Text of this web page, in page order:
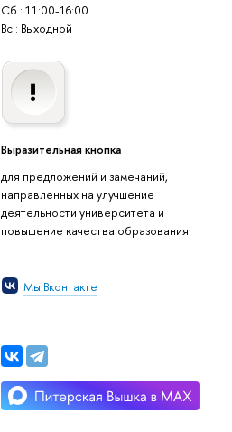
Сб.: 11:00-16:00
Вс.: Выходной
Выразительная кнопка
для предложений и замечаний,
направленных на улучшение
деятельности университета и
повышение качества образования
Мы Вконтакте